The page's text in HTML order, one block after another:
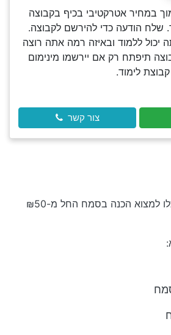
במחיר אטרקטיבי בכיף בקבוצה
שלח הודעה כדי להירשם לקבוצה.
יכול ללמוד ובאיזה רמה אתה רוצה
תיפתח רק אם יירשמו מינימום
לימוד.
צור קשר
כאן באתר go100 תוכלו למצוא הכנה בסמח החל מ-₪50